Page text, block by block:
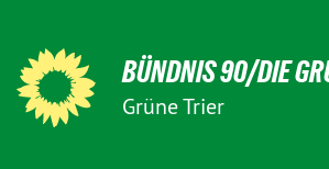
BÜNDNIS 90/DIE
Grüne Trier